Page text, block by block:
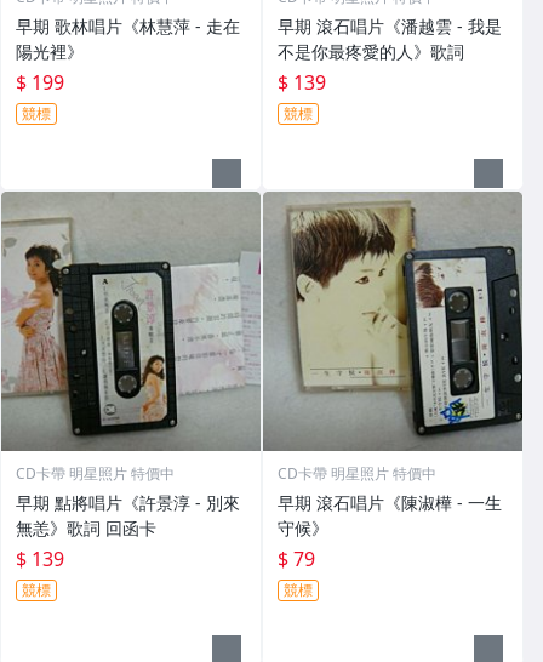
早期 歌林唱片《林慧萍 - 走在
陽光裡》
$ 199
競標
早期 滾石唱片《潘越雲 - 我是
不是你最疼愛的人》歌詞
$ 139
競標
CD卡帶 明星照片 特價中
早期 點將唱片《許景淳 - 別來
無恙》歌詞 回函卡
$ 139
競標
CD卡帶 明星照片 特價中
早期 滾石唱片《陳淑樺 - 一生
守候》
$ 79
競標